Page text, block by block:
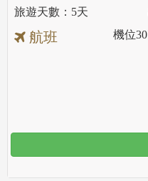
5天
航班 機位30